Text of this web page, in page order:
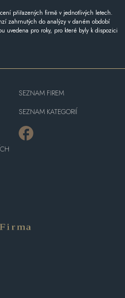
přiřazených firmě v jednotlivých letech.
zahrnutých do analýzy v daném období
uvedena pro roky, pro které byly k dispozici
SEZNAM FIREM
SEZNAM KATEGORIÍ